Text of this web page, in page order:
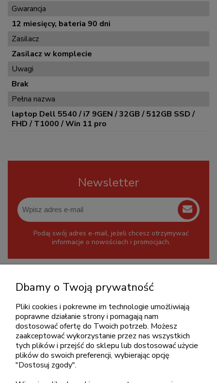
Gwarancja
12 miesięcy, bateria 90 dni
Zasilacz
Zasilacz w komplecie
Uwagi
Brak
Pełna nazwa
laptop Dell 5540 / i7 9GEN / 32GB / 512GB SSD /
FHD / T1000 / Win 11 pro
Newsletter
Podaj swój adres e-mail, jeżeli chcesz otrzymywać
informacje o nowościach i promocjach.
+48 717345566
pon.-piąt.: 08:00-16:00
sklep@cebit.pl
ZAKUPY
Dbamy o Twoją prywatność
Pliki cookies i pokrewne im technologie umożliwiają
poprawne działanie strony i pomagają nam
dostosować ofertę do Twoich potrzeb. Możesz
zaakceptować wykorzystanie przez nas wszystkich
tych plików i przejść do sklepu lub dostosować użycie
plików do swoich preferencji, wybierając opcję
"Dostosuj zgody".